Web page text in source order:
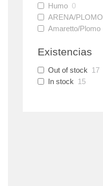
Humo 0
ARENA/PLOMO
Amaretto/Plomo
Existencias
Out of stock 17
In stock 15